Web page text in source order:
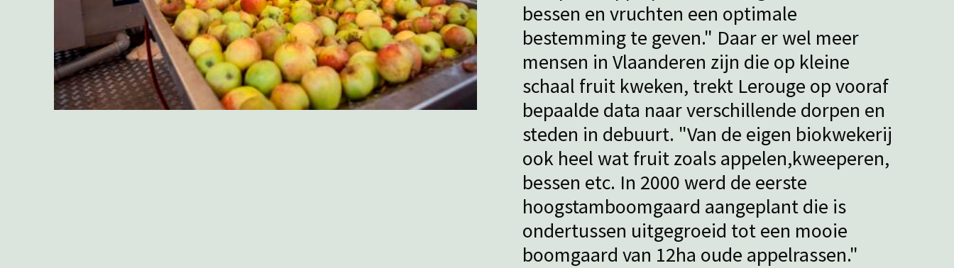
bessen en vruchten een optimale
bestemming te geven." Daar er wel meer
mensen in Vlaanderen zijn die op kleine
schaal fruit kweken, trekt Lerouge op vooraf
bepaalde data naar verschillende dorpen en
steden in debuurt. "Van de eigen biokwekerij
ook heel wat fruit zoals appelen,kweeperen,
bessen etc. In 2000 werd de eerste
hoogstamboomgaard aangeplant die is
ondertussen uitgegroeid tot een mooie
boomgaard van 12ha oude appelrassen."